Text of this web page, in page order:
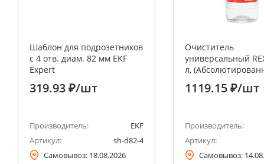
Шаблон для подрозетников
c 4 отв. диам. 82 мм EKF
Expert
319.93 ₽/шт
Производитель:
EKF
Артикул:
sh-d82-4
Самовывоз: 18.08.2026
Очиститель
универсальный
л,
1119.15 ₽/шт
Производитель:
Артикул:
Самовывоз: